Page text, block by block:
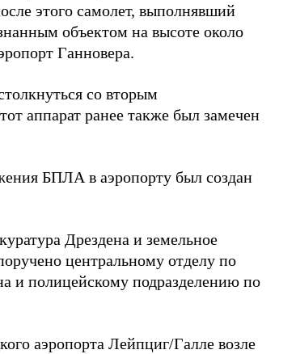
этого самолет, выполнявший
объектом на высоте около
Ганновера.
со вторым
аппарат ранее также был замечен
БПЛА в аэропорту был создан
Дрездена и земельное
центральному отделу по
и полицейскому подразделению по
аэропорта Лейпциг/Галле возле